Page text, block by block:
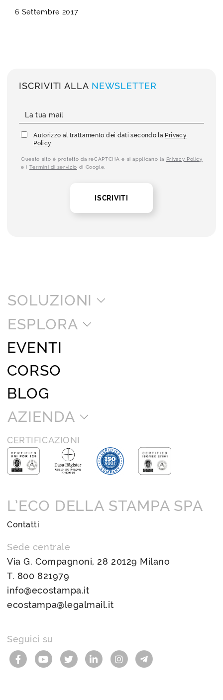
6 Settembre 2017
ISCRIVITI ALLA NEWSLETTER
Autorizzo al trattamento dei dati secondo la Privacy
Policy
Questo sito è protetto da reCAPTCHA e si applicano la Privacy Policy
e i Termini di servizio di Google.
ISCRIVITI
SOLUZIONI
ESPLORA
EVENTI
CORSO
BLOG
AZIENDA
CERTIFICAZIONI
L’ECO DELLA STAMPA SPA
Contatti
Sede centrale
Via G. Compagnoni, 28 20129 Milano
T. 800 821979
info@ecostampa.it
ecostampa@legalmail.it
Seguici su